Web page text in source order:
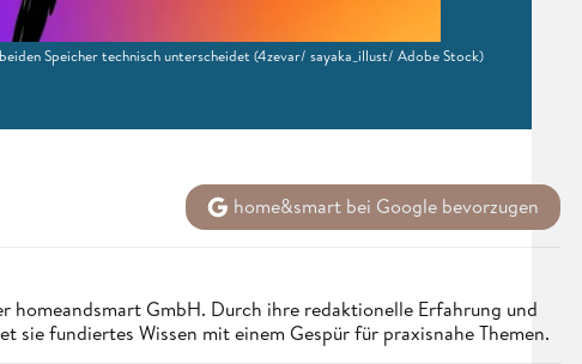
Speicher technisch unterscheidet (4zevar/ sayaka_illust/ Adobe Stock)
home&smart bei Google bevorzugen
homeandsmart GmbH. Durch ihre redaktionelle Erfahrung und
sie fundiertes Wissen mit einem Gespür für praxisnahe Themen.